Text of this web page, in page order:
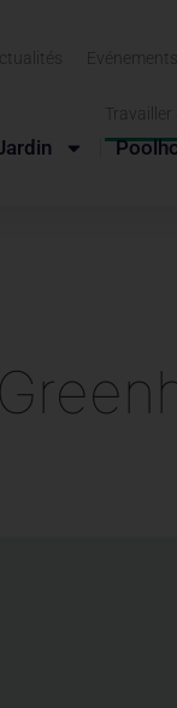
Evénements
Travailler